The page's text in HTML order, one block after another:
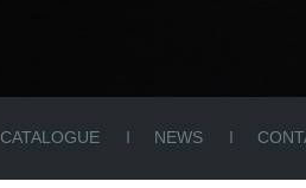
CATALOGUE NEWS